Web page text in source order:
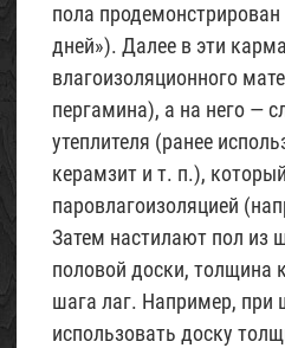
пола
дней»). Далее в эти
влагоизоляционного
пергамина), а на него —
утеплителя (ранее
керамзит и т. п.),
паровлагоизоляцией
Затем настилают пол из
половой доски, толщина
шага лаг. Например, при
использовать доску